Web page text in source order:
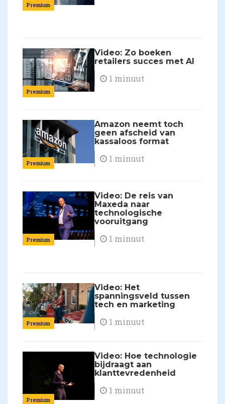
Premium
Premium
Video: Zo boeken
retailers succes met AI
1 minuut
Premium
Amazon neemt toch
geen afscheid van
kassaloos format
1 minuut
Premium
Video: De reis van
Maxeda naar
technologische
vooruitgang
1 minuut
Premium
Video: Het
spanningsveld tussen
tech en marketing
1 minuut
Premium
Video: Hoe technologie
bijdraagt aan
klanttevredenheid
1 minuut